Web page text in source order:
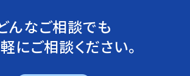
んなご相談でも
にご相談ください。